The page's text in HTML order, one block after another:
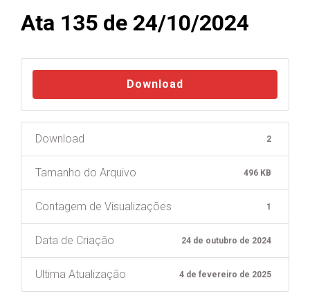
Ata 135 de 24/10/2024
Download
Download 2
Tamanho do Arquivo 496 KB
Contagem de Visualizações 1
Data de Criação 24 de outubro de 2024
Ultima Atualização 4 de fevereiro de 2025